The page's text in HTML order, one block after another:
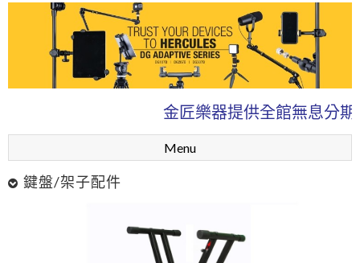
金匠樂器提供全館無息分期
Menu
鍵盤/架子配件